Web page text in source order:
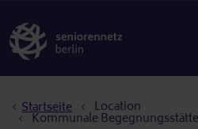
Startseite Location
Kommunale